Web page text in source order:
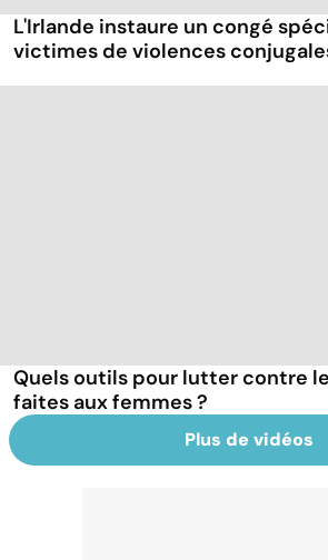
L'Irlande instaure un congé
victimes de violences
Quels outils pour lutter contre
faites aux femmes ?
Plus de vidéos